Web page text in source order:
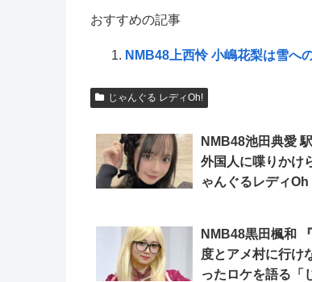
おすすめの記事
NMB48上西怜 小嶋花梨は雪へ
じゃんぐる レディOh!
NMB48池田典愛
外国人に喋りかけ
ゃんぐるレディOh
NMB48黒田楓和
度とアメ村に行け
ったロケを語る「